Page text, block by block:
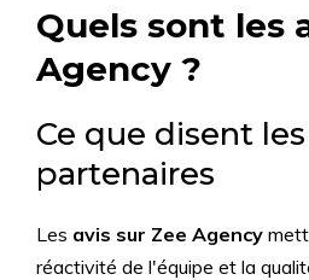
Quels sont les
Agency ?
Ce que disent
partenaires
Les avis sur Zee Agency
réactivité de l'équipe et la